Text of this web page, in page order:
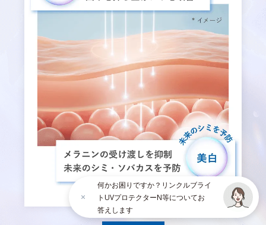
何かお困りですか？リンクルブライ
トUVプロテクターN等についてお
答えします